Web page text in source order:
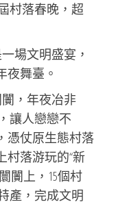
村落春晚，超
場文明盛宴，
夜舞臺。
闠，年夜冶非
讓人戀戀不
憑仗原生態村落
村落游玩的“新
闠上，15個村
產，完成文明